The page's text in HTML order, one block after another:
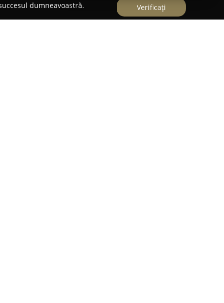
dumneavoastră.
Verificați